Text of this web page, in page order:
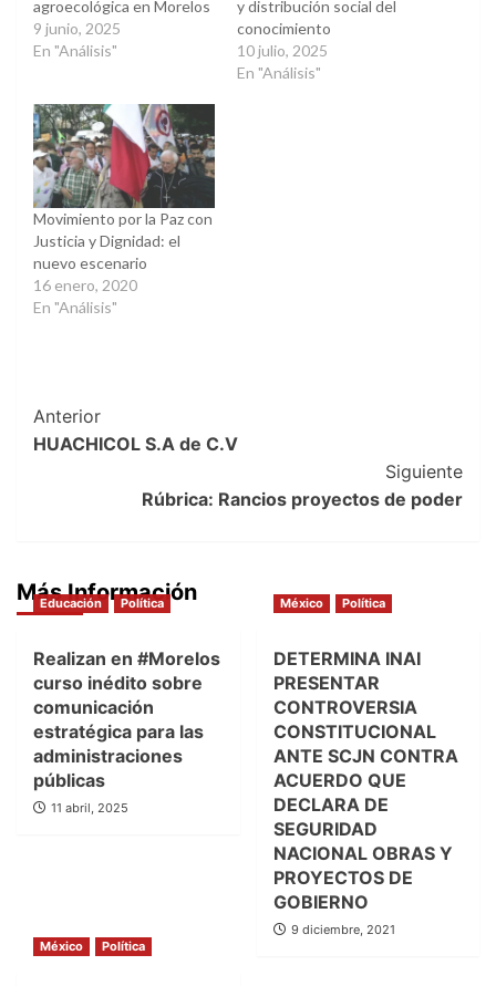
agroecológica en Morelos
9 junio, 2025
En "Análisis"
y distribución social del
conocimiento
10 julio, 2025
En "Análisis"
Movimiento por la Paz con
Justicia y Dignidad: el
nuevo escenario
16 enero, 2020
En "Análisis"
Post
Navigation
Anterior
HUACHICOL S.A de C.V
Siguiente
Rúbrica: Rancios proyectos de poder
Más Información
Educación Política
Realizan en #Morelos
curso inédito sobre
comunicación
estratégica para las
administraciones
públicas
11 abril, 2025
México Política
DETERMINA INAI
PRESENTAR
CONTROVERSIA
CONSTITUCIONAL
ANTE SCJN CONTRA
ACUERDO QUE
DECLARA DE
SEGURIDAD
NACIONAL OBRAS Y
PROYECTOS DE
GOBIERNO
9 diciembre, 2021
México
Política